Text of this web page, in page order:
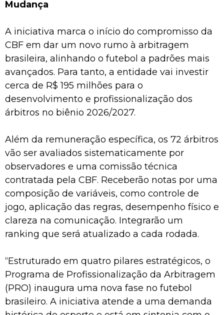
Mudança
A iniciativa marca o início do compromisso da
CBF em dar um novo rumo à arbitragem
brasileira, alinhando o futebol a padrões mais
avançados. Para tanto, a entidade vai investir
cerca de R$ 195 milhões para o
desenvolvimento e profissionalização dos
árbitros no biênio 2026/2027.
Além da remuneração específica, os 72 árbitros
vão ser avaliados sistematicamente por
observadores e uma comissão técnica
contratada pela CBF. Receberão notas por uma
composição de variáveis, como controle de
jogo, aplicação das regras, desempenho físico e
clareza na comunicação. Integrarão um
ranking que será atualizado a cada rodada.
“Estruturado em quatro pilares estratégicos, o
Programa de Profissionalização da Arbitragem
(PRO) inaugura uma nova fase no futebol
brasileiro. A iniciativa atende a uma demanda